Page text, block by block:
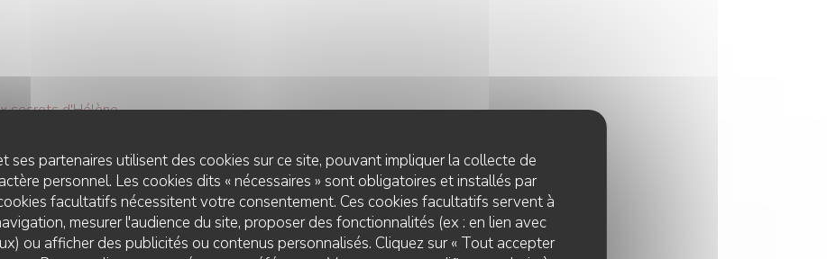
ses partenaires utilisent des cookies sur ce site, pouvant impliquer la collecte de
personnel. Les cookies dits « nécessaires » sont obligatoires et installés par
facultatifs nécessitent votre consentement. Ces cookies facultatifs servent à
mesurer l'audience du site, proposer des fonctionnalités (ex : en lien avec
ou afficher des publicités ou contenus personnalisés. Cliquez sur « Tout accepter
secrets d'Hélène